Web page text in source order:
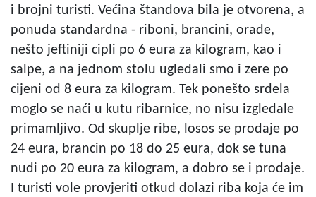
i brojni turisti. Većina štandova bila je otvorena, a
ponuda standardna - riboni, brancini, orade,
nešto jeftiniji cipli po 6 eura za kilogram, kao i
salpe, a na jednom stolu ugledali smo i zere po
cijeni od 8 eura za kilogram. Tek ponešto srdela
moglo se naći u kutu ribarnice, no nisu izgledale
primamljivo. Od skuplje ribe, losos se prodaje po
24 eura, brancin po 18 do 25 eura, dok se tuna
nudi po 20 eura za kilogram, a dobro se i prodaje.
I turisti vole provjeriti otkud dolazi riba koja će im